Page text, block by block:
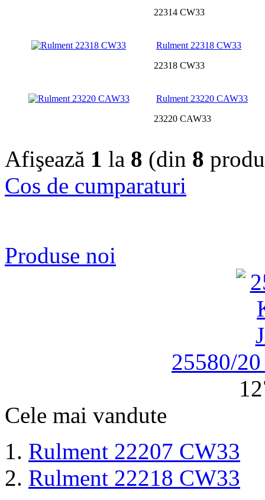
22314 CW33
Rulment 22318 CW33
22318 CW33
Rulment 23220 CAW33
23220 CAW33
Afişează 1 la 8 (din 8
Cos de cumparaturi
Produse noi
25580/
Cele mai vandute
Rulment 22207 CW33
Rulment 22218 CW33